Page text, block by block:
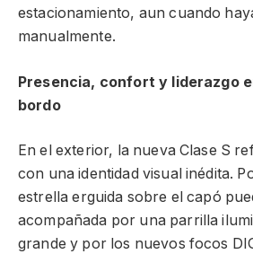
estacionamiento, aun cuando
manualmente.
Presencia, confort y liderazgo
bordo
En el exterior, la nueva Clase S
con una identidad visual inédita.
estrella erguida sobre el capó
acompañada por una parrilla
grande y por los nuevos focos